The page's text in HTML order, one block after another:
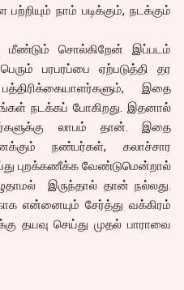
நாம் படிக்கும், நடக்கும்
மீண்டும் சொல்கிறேன் இப்படம்
பரபரப்பை ஏற்படுத்தி தர
இதை
நடக்கப் போகிறது. இதனால்
லாபம் தான். இதை
நண்பர்கள், கலாச்சார
புறக்கணீக்க வேண்டுமென்றால்
இருந்தால் தான் நல்லது.
என்னையும் சேர்த்து வக்கிரம்
தயவு செய்து முதல் பாராவை